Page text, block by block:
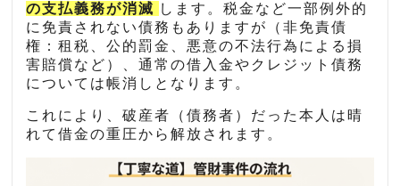
の支払義務が消滅 します。税金など一部例外的
に免責されない債務もありますが（非免責債
権：租税、公的罰金、悪意の不法行為による損
害賠償など）、通常の借入金やクレジット債務
については帳消しとなります。
これにより、破産者（債務者）だった本人は晴
れて借金の重圧から解放されます。